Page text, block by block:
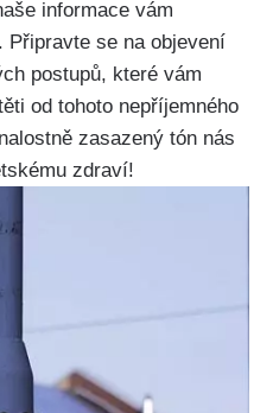
‍informace vám
​Připravte‌ se na objevení
postupů, které‍ vám
od ​tohoto ⁢nepříjemného
zasazený tón⁣ nás
zdraví!